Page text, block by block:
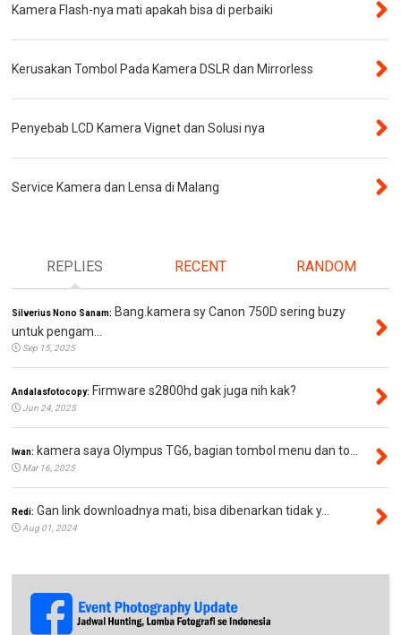
Kamera Flash-nya mati apakah bisa di perbaiki
Kerusakan Tombol Pada Kamera DSLR dan Mirrorless
Penyebab LCD Kamera Vignet dan Solusi nya
Service Kamera dan Lensa di Malang
REPLIES RECENT RANDOM
Silverius Nono Sanam: Bang.kamera sy Canon 750D sering buzy
untuk pengam...
Sep 15, 2025
Andalasfotocopy: Firmware s2800hd gak juga nih kak?
Jun 24, 2025
Iwan: kamera saya Olympus TG6, bagian tombol menu dan to...
Mar 16, 2025
Redi: Gan link downloadnya mati, bisa dibenarkan tidak y...
Aug 01, 2024